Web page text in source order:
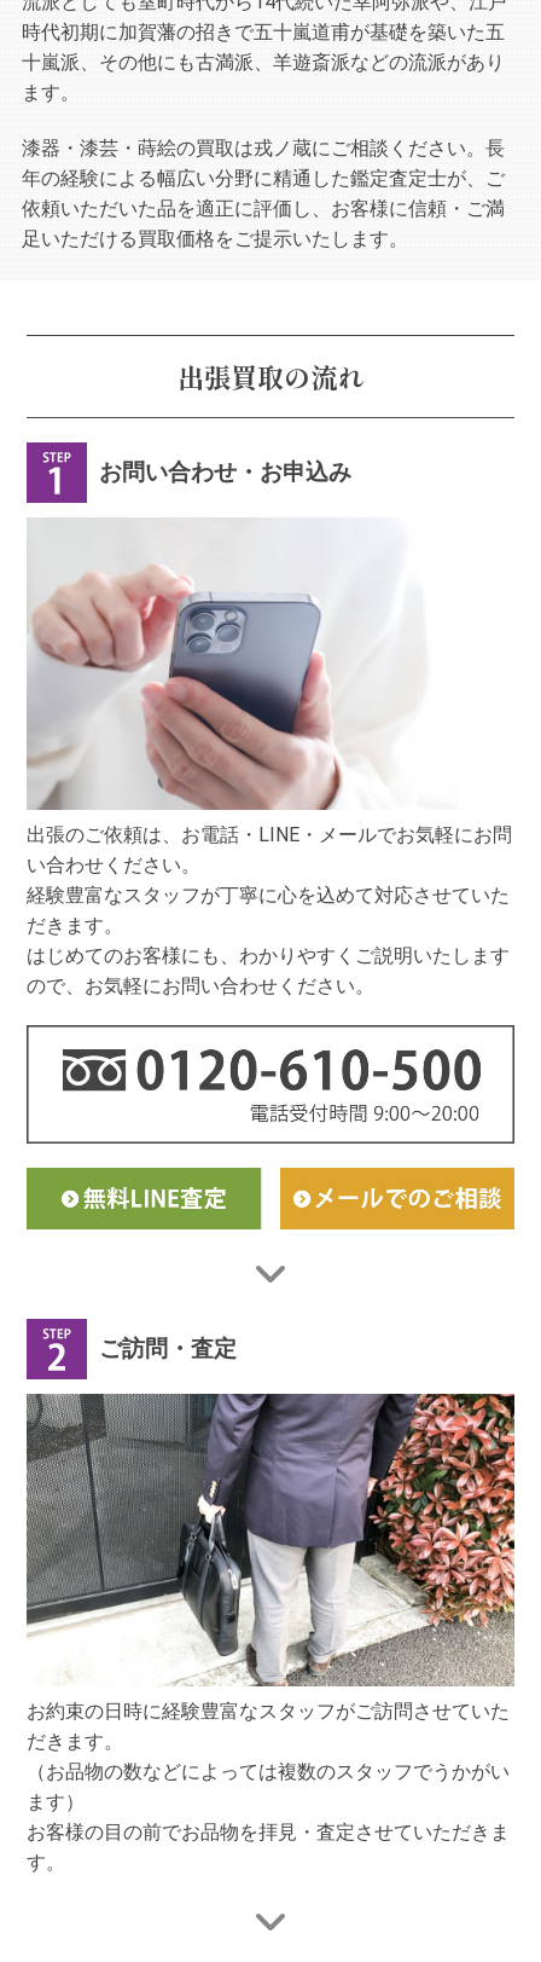
時代初期に加賀藩の招きで五十嵐道甫が基礎を築いた五
十嵐派、その他にも古満派、羊遊斎派などの流派があり
ます。
漆器・漆芸・蒔絵の買取は戎ノ蔵にご相談ください。長
年の経験による幅広い分野に精通した鑑定査定士が、ご
依頼いただいた品を適正に評価し、お客様に信頼・ご満
足いただける買取価格をご提示いたします。
出張買取の流れ
お問い合わせ・お申込み
出張のご依頼は、お電話・LINE・メールでお気軽にお問
い合わせください。
経験豊富なスタッフが丁寧に心を込めて対応させていた
だきます。
はじめてのお客様にも、わかりやすくご説明いたします
ので、お気軽にお問い合わせください。
ご訪問・査定
お約束の日時に経験豊富なスタッフがご訪問させていた
だきます。
（お品物の数などによっては複数のスタッフでうかがい
ます）
お客様の目の前でお品物を拝見・査定させていただきま
す。